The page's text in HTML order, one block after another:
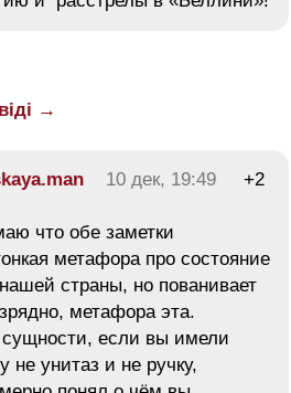
→
10 дек, 19:49 +2
что обе заметки
метафора про состояние
страны, но пованивает
метафора эта.
если вы имели
не унитаз и не ручку,